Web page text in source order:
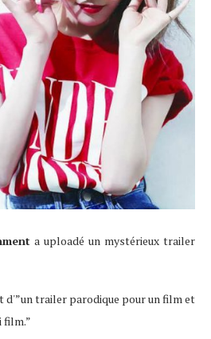
a uploadé un mystérieux trailer
d'”un trailer parodique pour un film et
film.”